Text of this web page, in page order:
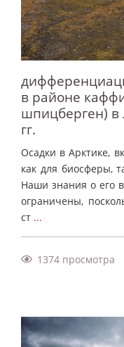
в районе
шпицберген) в
гг.
Осадки в Арктике,
как для биосферы,
Наши знания о его
ограничены,
ст ...
1374 просмотра